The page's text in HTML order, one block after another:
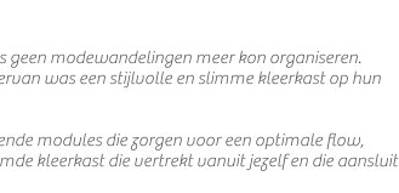
geen modewandelingen meer kon organiseren.
was een stijlvolle en slimme kleerkast op hun
modules die zorgen voor een optimale flow,
kleerkast die vertrekt vanuit jezelf en die aansluit